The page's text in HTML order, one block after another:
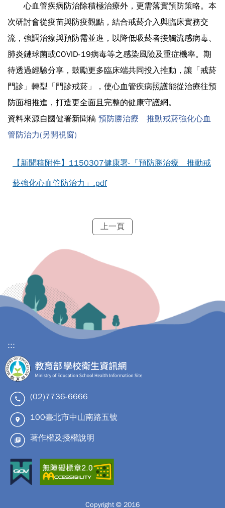
心血管疾病防治除積極治療外，更需落實預防策略。本
次研討會從疫苗與防疫觀點，結合戒菸介入與臨床實務交
流，強調治療與預防需並進，以降低吸菸者接觸流感病毒、
肺炎鏈球菌或COVID-19病毒等之感染風險及重症機率。期
待透過經驗分享，鼓勵更多臨床端共同投入推動，讓「戒菸
門診」轉型「門診戒菸」，使心血管疾病照護能從治療往預
防面相推進，打造更全面且完整的健康守護網。
資料來源自國健署新聞稿 預防勝治療 推動戒菸強化心血
管防治力(另開視窗)
【新聞稿附件】1150307健康署-「預防勝治療 推動戒
菸強化心血管防治力」.pdf
上一頁
:::
(02)7736-6666
100臺北市中山南路五號
著作權及授權說明
Copyright © 2016